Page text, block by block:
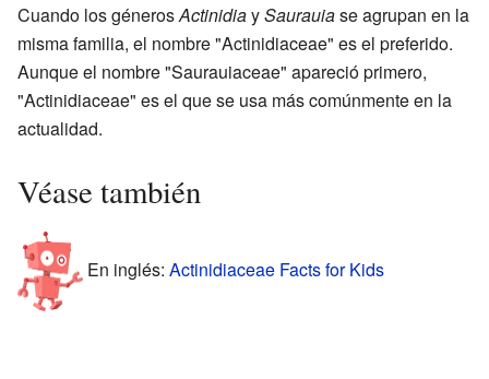
Cuando los génerosActinidiaySaurauiase agrupan en la
misma familia, el nombre "Actinidiaceae" es el preferido.
Aunque el nombre "Saurauiaceae" apareció primero,
"Actinidiaceae" es el que se usa más comúnmente en la
actualidad.
Véase también
En inglés: Actinidiaceae Facts for Kids